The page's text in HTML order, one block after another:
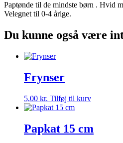
Paptønde til de mindste børn . Hvid
Velegnet til 0-4 årige.
Du kunne også være
Frynser
5,00 kr. Tilføj til kurv
Papkat 15 cm